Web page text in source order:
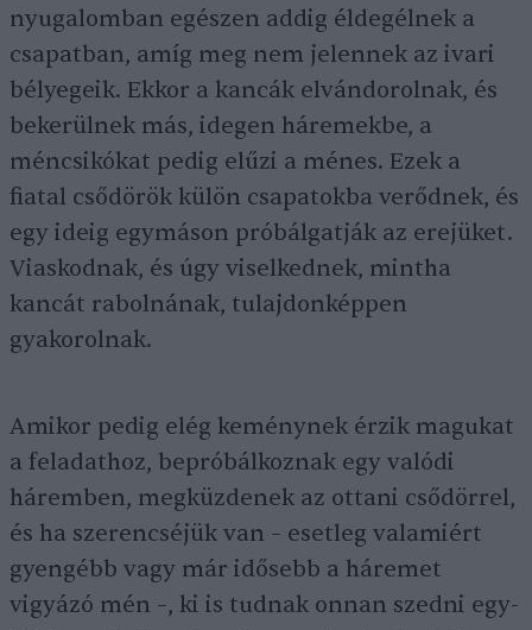
nyugalomban egészen addig éldegélnek a
csapatban, amíg meg nem jelennek az ivari
bélyegeik. Ekkor a kancák elvándorolnak, és
bekerülnek más, idegen háremekbe, a
méncsikókat pedig elűzi a ménes. Ezek a
fiatal csődörök külön csapatokba verődnek, és
egy ideig egymáson próbálgatják az erejüket.
Viaskodnak, és úgy viselkednek, mintha
kancát rabolnának, tulajdonképpen
gyakorolnak.
Amikor pedig elég keménynek érzik magukat
a feladathoz, bepróbálkoznak egy valódi
háremben, megküzdenek az ottani csődörrel,
és ha szerencséjük van – esetleg valamiért
gyengébb vagy már idősebb a háremet
vigyázó mén –, ki is tudnak onnan szedni egy-